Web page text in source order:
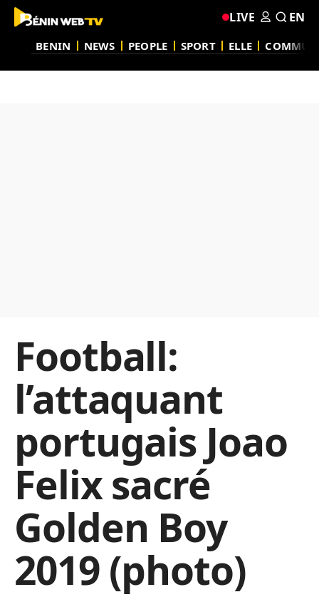
BENIN NEWS PEOPLE SPORT ELLE
LIVE EN
Football:
l’attaquant
portugais Joao
Felix sacré
Golden Boy
2019 (photo)